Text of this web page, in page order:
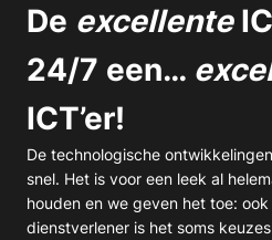
De excellente
24/7 een…
ICT’er!
De technologische
snel. Het is voor een leek al
houden en we geven het toe:
dienstverlener is het soms